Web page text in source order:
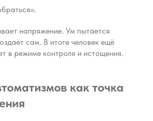
напряжение. Ум пытается
сам. В итоге человек ещё
в режиме контроля и истощения.
как точка